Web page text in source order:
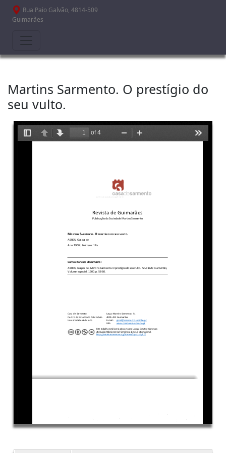
Passar para o conteúdo principal
Rua Paio Galvão, 4814-509
Guimarães
Martins Sarmento. O prestígio do
seu vulto.